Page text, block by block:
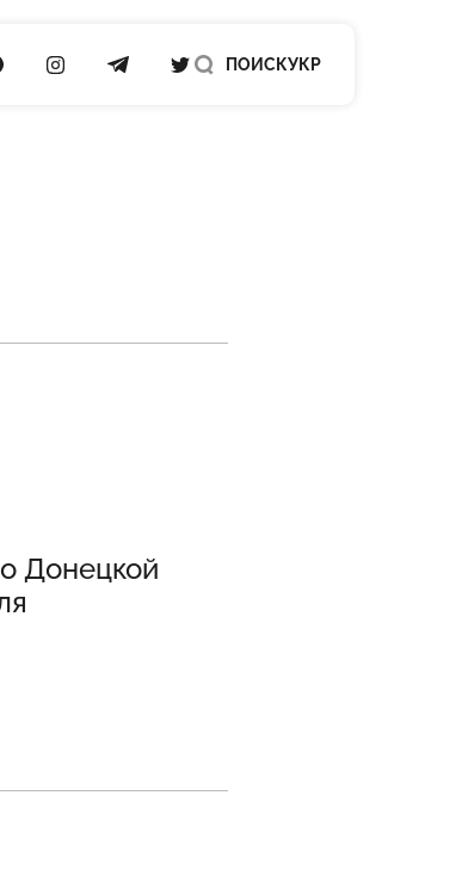
НА FACEBOOK
ПОСИЛАННЯ НА INSTAGRAM
ПОСИЛАННЯ НА TELEGRAM
ПОСИЛАННЯ НА TWITTER
ПОИСКУКР
Донецкой